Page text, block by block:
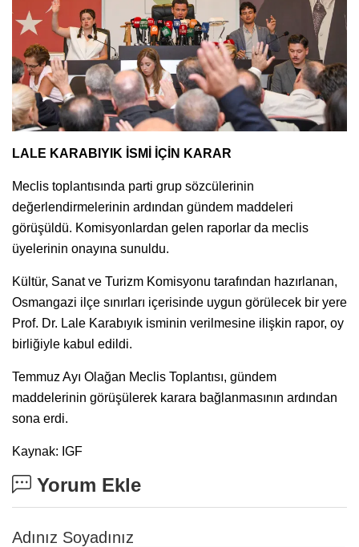
LALE KARABIYIK İSMİ İÇİN KARAR
Meclis toplantısında parti grup sözcülerinin
değerlendirmelerinin ardından gündem maddeleri
görüşüldü. Komisyonlardan gelen raporlar da meclis
üyelerinin onayına sunuldu.
Kültür, Sanat ve Turizm Komisyonu tarafından hazırlanan,
Osmangazi ilçe sınırları içerisinde uygun görülecek bir yere
Prof. Dr. Lale Karabıyık isminin verilmesine ilişkin rapor, oy
birliğiyle kabul edildi.
Temmuz Ayı Olağan Meclis Toplantısı, gündem
maddelerinin görüşülerek karara bağlanmasının ardından
sona erdi.
Kaynak: IGF
Yorum Ekle
Adınız Soyadınız